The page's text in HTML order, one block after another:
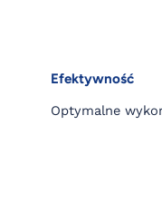
Efektywność
Optymalne